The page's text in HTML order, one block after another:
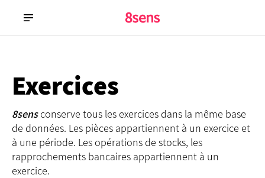
Exercices
8sensconserve tous les exercices dans la même base
de données. Les pièces appartiennent à un exercice et
à une période. Les opérations de stocks, les
rapprochements bancaires appartiennent à un
exercice.